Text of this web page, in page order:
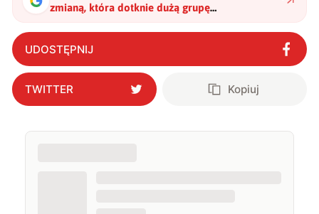
zmianą, która dotknie dużą grupę
użytkowników"?
UDOSTĘPNIJ
TWITTER Kopiuj